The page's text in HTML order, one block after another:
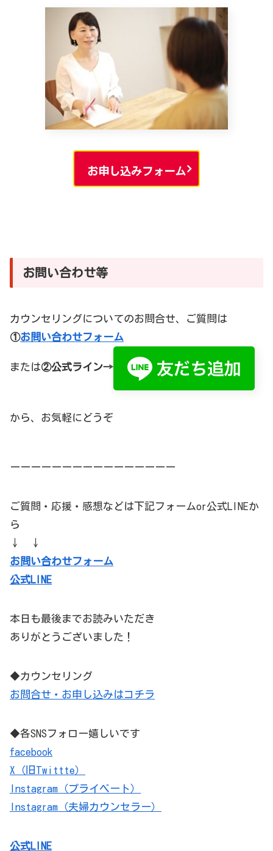
お申し込みフォーム
お問い合わせ等
カウンセリングについてのお問合せ、ご質問は
①お問い合わせフォーム
または②公式ライン→
から、お気軽にどうぞ
ーーーーーーーーーーーーーーーー
ご質問・応援・感想などは下記フォームor公式LINEか
ら
↓ ↓
お問い合わせフォーム
公式LINE
本日も最後までお読みいただき
ありがとうございました！
◆カウンセリング
お問合せ・お申し込みはコチラ
◆各SNSフォロー嬉しいです
facebook
X（旧Twittte）
Instagram（プライベート）
Instagram（夫婦カウンセラー）
公式LINE